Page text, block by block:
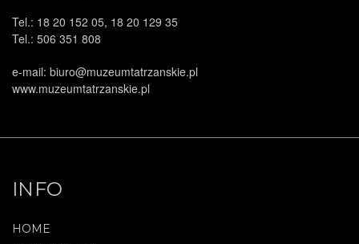
Tel.: 18 20 152 05, 18 20 129 35
Tel.: 506 351 808
e-mail: biuro@muzeumtatrzanskie.pl
www.muzeumtatrzanskie.pl
INFO
HOME